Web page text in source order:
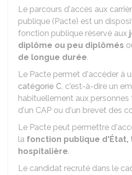
Le parcours d'accès aux
publique (Pacte) est un
fonction publique réservé aux
diplôme ou peu diplômés
de longue durée.
Le Pacte permet d'accéder à
catégorie C, c'est-à-dire un
habituellement aux personnes
d'un CAP ou d'un brevet des
Le Pacte peut permettre
la fonction publique
hospitalière.
Le candidat recruté dans le